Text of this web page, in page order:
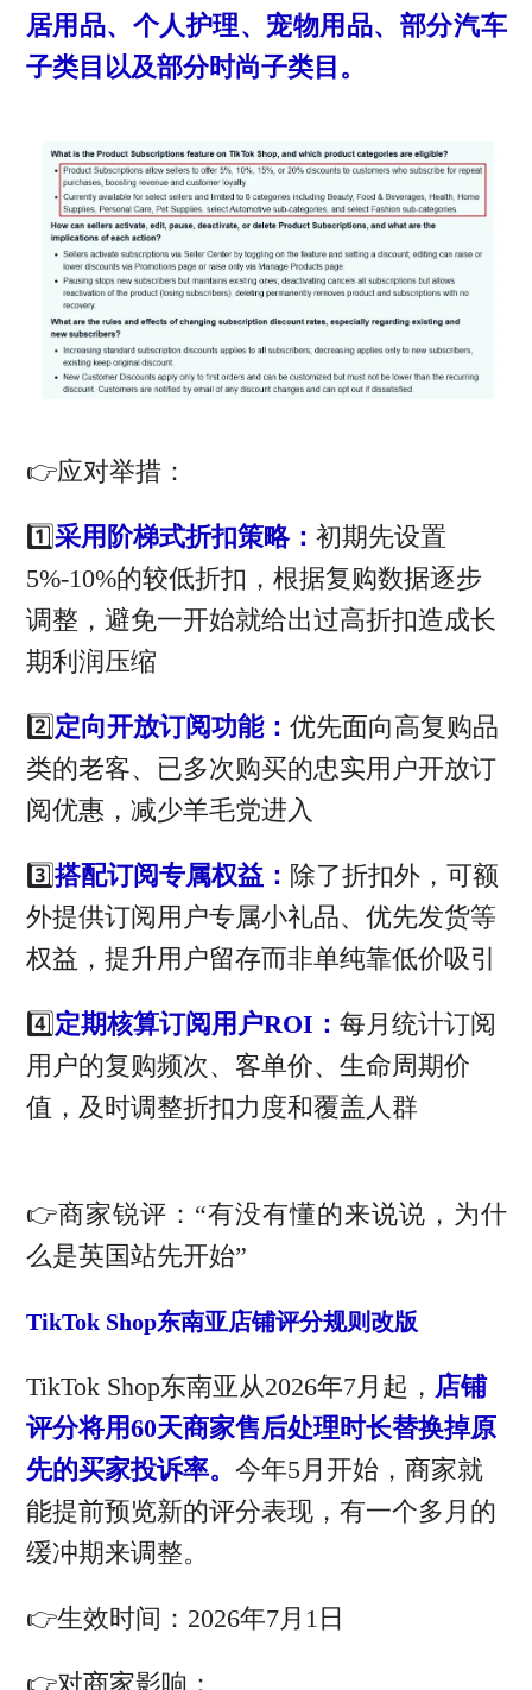
居用品、个人护理、宠物用品、部分汽车
子类目以及部分时尚子类目。
👉应对举措：
1️⃣采用阶梯式折扣策略： 初期先设置
5%-10%的较低折扣，根据复购数据逐步
调整，避免一开始就给出过高折扣造成长
期利润压缩
2️⃣ 定向开放订阅功能： 优先面向高复购品
类的老客、已多次购买的忠实用户开放订
阅优惠，减少羊毛党进入
3️⃣搭配订阅专属权益： 除了折扣外，可额
外提供订阅用户专属小礼品、优先发货等
权益，提升用户留存而非单纯靠低价吸引
4️⃣ 定期核算订阅用户ROI： 每月统计订阅
用户的复购频次、客单价、生命周期价
值，及时调整折扣力度和覆盖人群
👉商家锐评：“有没有懂的来说说，为什
么是英国站先开始”
TikTok Shop东南亚店铺评分规则改版
TikTok Shop东南亚从2026年7月起， 店铺
评分将用60天商家售后处理时长替换掉原
先的买家投诉率。 今年5月开始，商家就
能提前预览新的评分表现，有一个多月的
缓冲期来调整。
👉生效时间：2026年7月1日
👉对商家影响：